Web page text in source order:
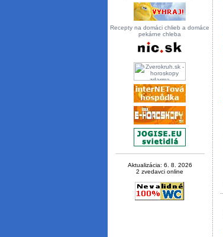
Recepty na domáci chlieb a domáce
pekárne chleba
Aktualizácia: 6. 8. 2026
2 zvedavci online